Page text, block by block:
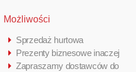
Możliwości
Sprzedaż hurtowa
Prezenty biznesowe inaczej
Zapraszamy dostawców do